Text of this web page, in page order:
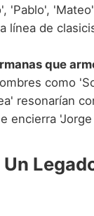
'Pablo',
línea de
que
como
resonarían
encierra 'Jorge